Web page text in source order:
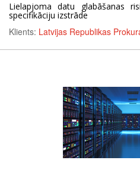
Lielapjoma datu glabāšanas
specifikāciju izstrāde
Klients: Latvijas Republikas